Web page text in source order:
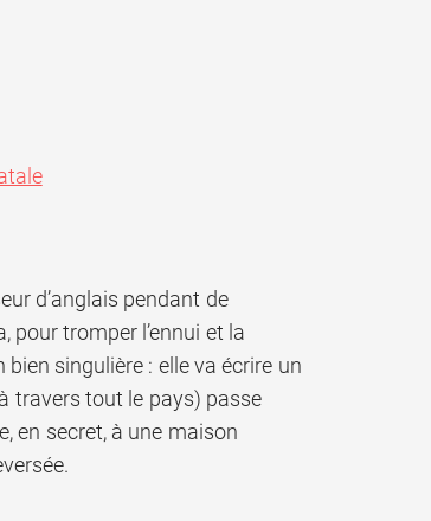
d’anglais pendant de
pour tromper l’ennui et la
bien singulière : elle va écrire un
travers tout le pays) passe
en secret, à une maison